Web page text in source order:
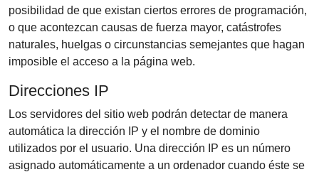
posibilidad de que existan ciertos errores de programación,
o que acontezcan causas de fuerza mayor, catástrofes
naturales, huelgas o circunstancias semejantes que hagan
imposible el acceso a la página web.
Direcciones IP
Los servidores del sitio web podrán detectar de manera
automática la dirección IP y el nombre de dominio
utilizados por el usuario. Una dirección IP es un número
asignado automáticamente a un ordenador cuando éste se